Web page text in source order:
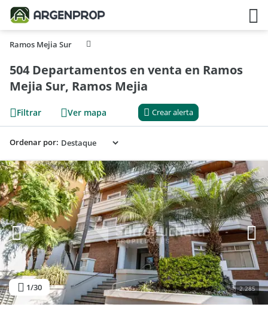
Ramos Mejia Sur
504 Departamentos en venta en Ramos
Mejia Sur, Ramos Mejia
Filtrar Ver mapa Crear alerta
Ordenar por:
1/30 2.285